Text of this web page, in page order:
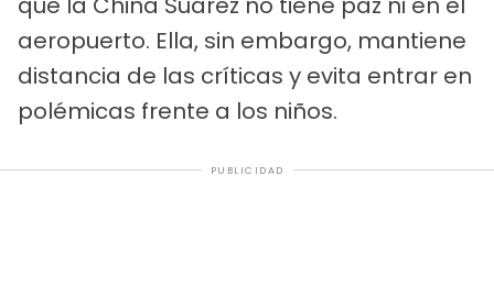
aeropuerto. Ella, sin embargo, mantiene
distancia de las críticas y evita entrar en
polémicas frente a los niños.
PUBLICIDAD